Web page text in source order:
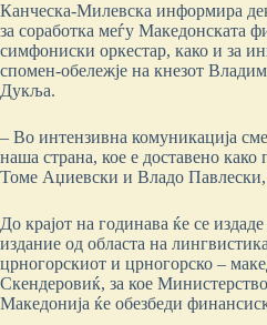
Канческа-Милевска информира
за соработка меѓу Македонската
симфониски оркестар, како и за
спомен-обележје на кнезот
Дукља.
– Во интензивна комуникација
наша страна, кое е доставено
Томе Аџиевски и Владо
До крајот на годинава ќе се
издание од областа на
црногорскиот и црногорско –
Скендеровиќ, за кое
Македонија ќе обезбеди